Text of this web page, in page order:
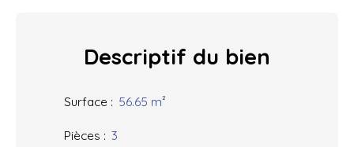
Descriptif du bien
Surface : 56.65 m²
Pièces : 3